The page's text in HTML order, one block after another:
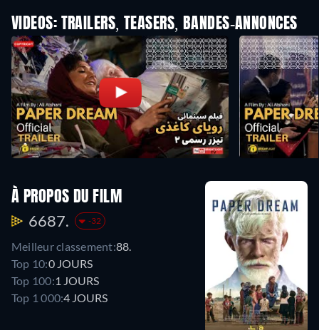
VIDEOS: TRAILERS, TEASERS, BANDES-ANNONCES
À PROPOS DU FILM
6687. -32
Meilleur classement:88.
Top 10:0 JOURS
Top 100:1 JOURS
Top 1 000:4 JOURS